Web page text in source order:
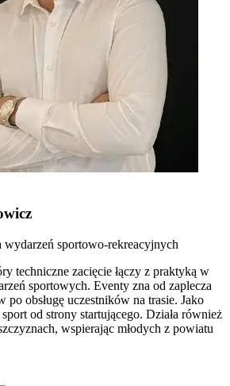
wydarzeń sportowo-rekreacyjnych
techniczne zacięcie łączy z praktyką w
sportowych. Eventy zna od zaplecza
obsługę uczestników na trasie. Jako
od strony startującego. Działa również
wspierając młodych z powiatu